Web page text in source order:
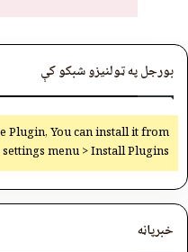
بورجل په ټولنیزو شبکو کې
Plugin, You can install it from
menu > Install Plugins.
خبرپاڼه